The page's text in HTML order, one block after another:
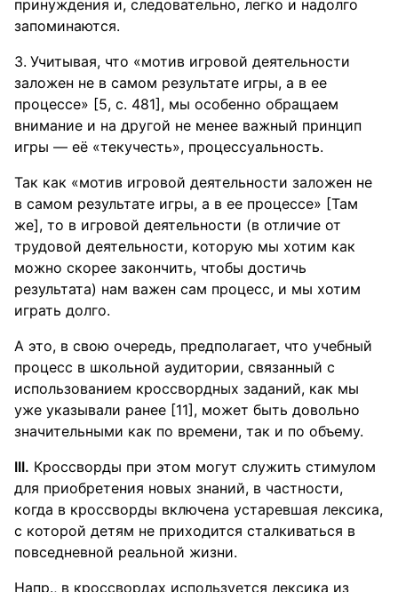
принуждения и, следовательно, легко и надолго
запоминаются.
Учитывая, что «мотив игровой деятельности
заложен не в самом результате игры, а в ее
процессе» [5, с. 481], мы особенно обращаем
внимание и на другой не менее важный принцип
игры — её «текучесть», процессуальность.
Так как «мотив игровой деятельности заложен не
в самом результате игры, а в ее процессе» [Там
же], то в игровой деятельности (в отличие от
трудовой деятельности, которую мы хотим как
можно скорее закончить, чтобы достичь
результата) нам важен сам процесс, и мы хотим
играть долго.
А это, в свою очередь, предполагает, что учебный
процесс в школьной аудитории, связанный с
использованием кроссвордных заданий, как мы
уже указывали ранее [11], может быть довольно
значительными как по времени, так и по объему.
III. Кроссворды при этом могут служить стимулом
для приобретения новых знаний, в частности,
когда в кроссворды включена устаревшая лексика,
с которой детям не приходится сталкиваться в
повседневной реальной жизни.
Напр., в кроссвордах используется лексика из